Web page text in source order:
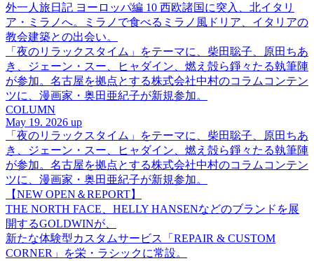
外一人旅日記 ヨーロッパ編 10 西欧諸国に突入、北イタリ
ア・ミラノへ。ミラノで食べるミラノ風ドリア、イタリアの
教会建築との出会い。
「夜のリラックスタイム」をテーマに、柴田聡子、原田ちあ
き、ジェーン・スー、ヒャダイン、燃え殻ら錚々たる執筆陣
が参加。名古屋を拠点とする株式会社中村のコラムコンテン
ツに、漫画家・奥田亜紀子が新規参加。
COLUMN
May 19. 2026 up
「夜のリラックスタイム」をテーマに、柴田聡子、原田ちあ
き、ジェーン・スー、ヒャダイン、燃え殻ら錚々たる執筆陣
が参加。名古屋を拠点とする株式会社中村のコラムコンテン
ツに、漫画家・奥田亜紀子が新規参加。
【NEW OPEN＆REPORT】
THE NORTH FACE、HELLY HANSENなどのブランドを展
開するGOLDWINが、
新たな体験型カスタムサービス「REPAIR & CUSTOM
CORNER」を栄・ラシックに常設。